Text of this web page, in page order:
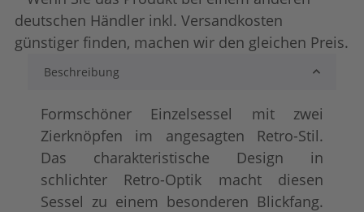
deutschen Händler inkl. Versandkosten
günstiger finden, machen wir den gleichen Preis.
Beschreibung
Formschöner Einzelsessel mit zwei
Zierknöpfen im angesagten Retro-Stil.
Das charakteristische Design in
schlichter Retro-Optik macht diesen
Sessel zu einem besonderen Blickfang.